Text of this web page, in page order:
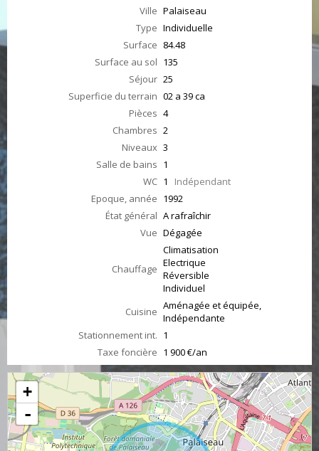
Ville Palaiseau
Type Individuelle
Surface 84.48
Surface au sol 135
Séjour 25
Superficie du terrain 02 a 39 ca
Pièces 4
Chambres 2
Niveaux 3
Salle de bains 1
WC 1 Indépendant
Epoque, année 1992
État général A rafraîchir
Vue Dégagée
Chauffage
Climatisation
Electrique
Réversible
Individuel
Cuisine Aménagée et équipée,
Indépendante
Stationnement int. 1
Taxe foncière 1 900 €/an
+
-